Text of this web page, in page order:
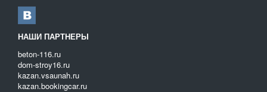
НАШИ ПАРТНЕРЫ
beton-116.ru
dom-stroy16.ru
kazan.vsaunah.ru
kazan.bookingcar.ru